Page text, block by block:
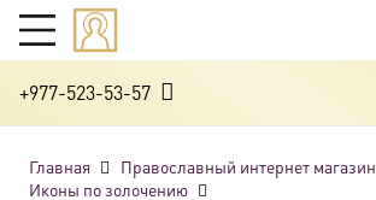
+977-523-53-57
Главная
Православный интернет магазин
Иконы по золочению